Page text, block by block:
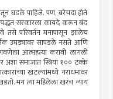
घडले पाहिजे. पण, बरेचदा होते
सरकारला कायदे करून बंद
तसे परिवर्तन मनापासून झालेच
उघड्यावर सापडले नसते आणि
आत्महत्या करावी लागली
समाजात स्त्रिया १०० टक्के
खटल्यांमध्ये नराधमांवर
मग त्या महिलेला खरंच न्याय